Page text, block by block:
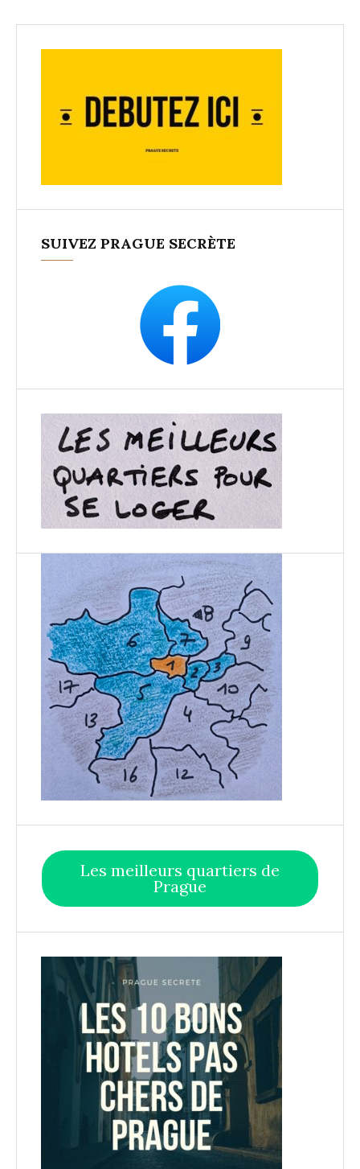
SUIVEZ PRAGUE SECRÈTE
Les meilleurs quartiers de
Prague